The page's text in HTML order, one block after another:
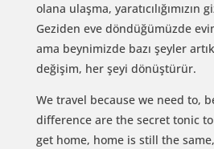
olana ulaşma, yaratıcılığımızın
Geziden eve döndüğümüzde
ama beynimizde bazı şeyler
değişim, her şeyi dönüştürür.
We travel because we need to,
difference are the secret tonic
get home, home is still the